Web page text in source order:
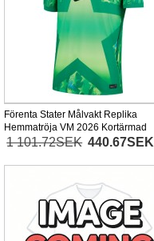
Förenta Stater Målvakt Replika
Hemmatröja VM 2026 Kortärmad
1 101.72SEK 440.67SEK